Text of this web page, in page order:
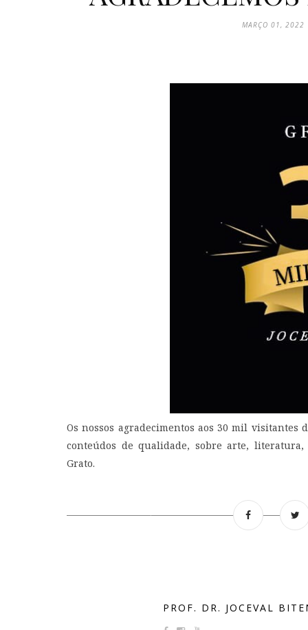
MARÇO 01, 2022
Os nossos agradecimentos aos 30 mil visitantes
conteúdos de qualidade, sobre arte,
Grato.
PROF. DR. JOCEVAL